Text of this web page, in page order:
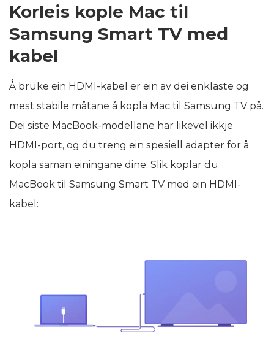
Korleis kople Mac til
Samsung Smart TV med
kabel
Å bruke ein HDMI-kabel er ein av dei enklaste og
mest stabile måtane å kopla Mac til Samsung TV på.
Dei siste MacBook-modellane har likevel ikkje
HDMI-port, og du treng ein spesiell adapter for å
kopla saman einingane dine. Slik koplar du
MacBook til Samsung Smart TV med ein HDMI-
kabel: